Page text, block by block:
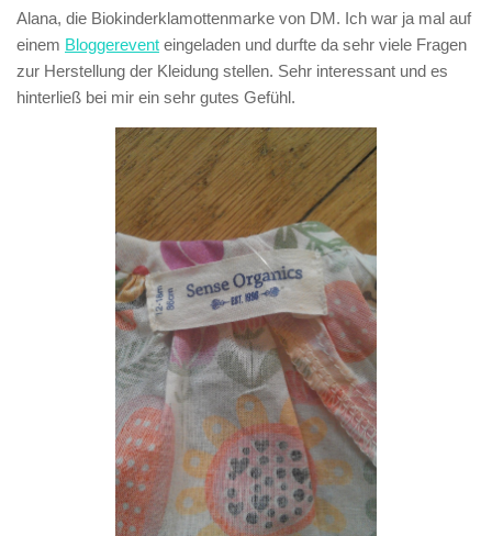
Alana, die Biokinderklamottenmarke von DM. Ich war ja mal auf
einem Bloggerevent eingeladen und durfte da sehr viele Fragen
zur Herstellung der Kleidung stellen. Sehr interessant und es
hinterließ bei mir ein sehr gutes Gefühl.